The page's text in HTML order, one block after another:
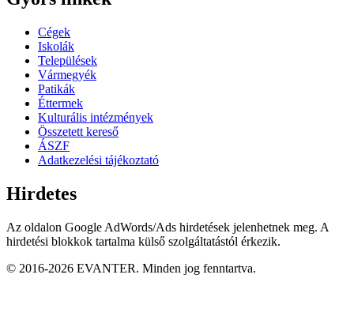
Cégek
Iskolák
Települések
Vármegyék
Patikák
Éttermek
Kulturális intézmények
Összetett kereső
ÁSZF
Adatkezelési tájékoztató
Hirdetes
Az oldalon Google AdWords/Ads hirdetések jelenhetnek meg. A
hirdetési blokkok tartalma külső szolgáltatástól érkezik.
© 2016-2026 EVANTER. Minden jog fenntartva.